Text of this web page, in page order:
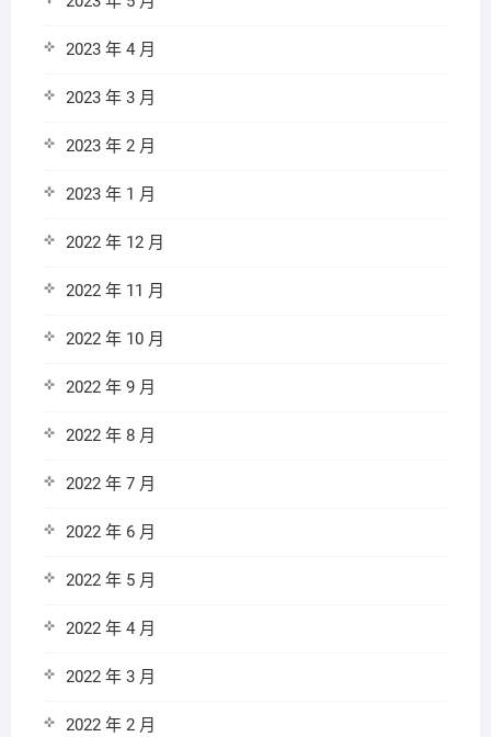
2023 年 4 月
2023 年 3 月
2023 年 2 月
2023 年 1 月
2022 年 12 月
2022 年 11 月
2022 年 10 月
2022 年 9 月
2022 年 8 月
2022 年 7 月
2022 年 6 月
2022 年 5 月
2022 年 4 月
2022 年 3 月
2022 年 2 月